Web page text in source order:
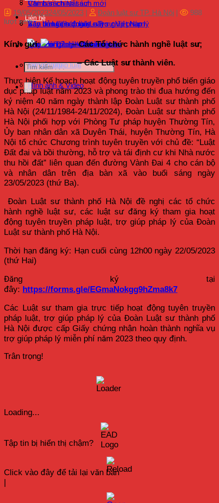
Chính sách luật sư
Xây dựng pháp luật – Trợ giúp pháp lý
Hoạt động Luật sư thành viên
Văn bản chính sách mới
Bản tin luật sư ngày nay
Quy định pháp luật về luật sư
Tư vấn pháp luật
Hình ảnh & Video
Văn bản Liên đoàn Luật sư Việt Nam
Văn bản Đảng – Nhà nước
Tra cứu Tổ chức hành nghề
Đăng nhập
Liên hệ
19/05/202324/05/2023 | Đoàn luật sư TP. Hà Nội |
988
lượt xem
Kính gửi: –Các Tổ chức hành nghề luật sư;
–Các Luật sư thành viên.
Thực hiện Kế hoạch hoạt động tuyên truyền phổ biến giáo
dục pháp luật năm 2023 và phong trào thi đua hướng đến
kỷ niệm 40 năm ngày thành lập Đoàn Luật sư thành phố
Hà Nội (24/11/1984-24/11/2024), Đoàn Luật sư thành phố
Hà Nội phối hợp với Phòng Tư pháp huyện Thường Tín,
Ủy ban nhân dân xã Duyên Thái, huyện Thường Tín, Hà
Nội tổ chức Chương trình tuyên truyền với chủ đề: “Luật
Đất đai và bồi thường, hỗ trợ và tái định cư khi Nhà nước
thu hồi đất” liên quan đến đường Vành Đai 4 cho cán bộ
và nhân dân trên địa bàn xã vào buổi sáng ngày
23/05/2023 (thứ Ba).
Đoàn Luật sư thành phố Hà Nội đề nghị các tổ chức
hành nghề luật sư, các luật sư đăng ký tham gia hoạt
động tuyên truyền pháp luật, trợ giúp pháp lý của Đoàn
Luật sư thành phố Hà Nội.
Thời hạn đăng ký: Hạn cuối cùng 12h00 ngày 22/05/2023
(thứ Hai)
Đăng ký tại
đây: https://forms.gle/EGmaNokgg9hZma8k7
Các Luật sư tham gia trực tiếp hoạt động tuyên truyền
pháp luật, trợ giúp pháp lý của Đoàn Luật sư thành phố
Hà Nội được cấp Giấy chứng nhận hoàn thành nghĩa vụ
trợ giúp pháp lý miễn phí năm 2023 theo quy định.
Trân trọng!
Loading...
Tập tin bị hiển thị chậm?
Click vào đây để tải lại văn bản